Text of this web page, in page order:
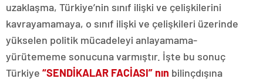
uzaklaşma, Türkiye’nin sınıf ilişki ve çelişkilerini
kavrayamamaya, o sınıf ilişki ve çelişkileri üzerinde
yükselen politik mücadeleyi anlayamama-
yürütememe sonucuna varmıştır. İşte bu sonuç
Türkiye “SENDİKALAR FACİASI” nın bilinçdışına